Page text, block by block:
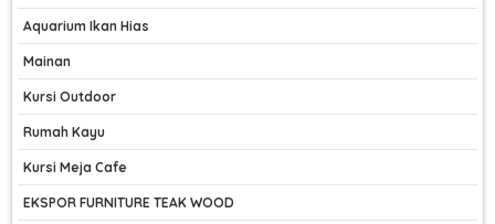
Aquarium Ikan Hias
Mainan
Kursi Outdoor
Rumah Kayu
Kursi Meja Cafe
EKSPOR FURNITURE TEAK WOOD